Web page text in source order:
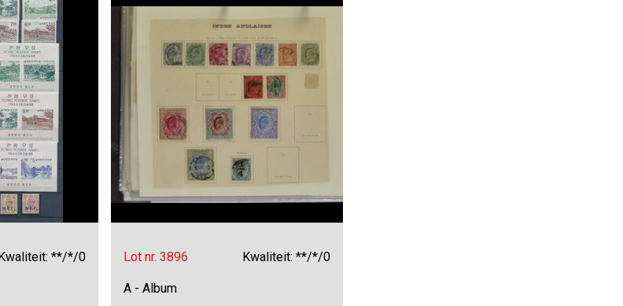
Kwaliteit: **/*/0 Lot nr. 3896 Kwaliteit: **/*/0
A - Album